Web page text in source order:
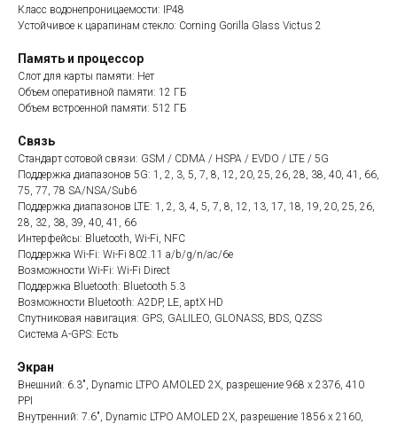
Класс водонепроницаемости: IP48
Устойчивое к царапинам стекло: Corning Gorilla Glass Victus 2
Память и процессор
Слот для карты памяти: Нет
Объем оперативной памяти: 12 ГБ
Объем встроенной памяти: 512 ГБ
Связь
Стандарт сотовой связи: GSM / CDMA / HSPA / EVDO / LTE / 5G
Поддержка диапазонов 5G: 1, 2, 3, 5, 7, 8, 12, 20, 25, 26, 28, 38, 40, 41, 66,
75, 77, 78 SA/NSA/Sub6
Поддержка диапазонов LTE: 1, 2, 3, 4, 5, 7, 8, 12, 13, 17, 18, 19, 20, 25, 26,
28, 32, 38, 39, 40, 41, 66
Интерфейсы: Bluetooth, Wi-Fi, NFC
Поддержка Wi-Fi: Wi-Fi 802.11 a/b/g/n/ac/6e
Возможности Wi-Fi: Wi-Fi Direct
Поддержка Bluetooth: Bluetooth 5.3
Возможности Bluetooth: A2DP, LE, aptX HD
Спутниковая навигация: GPS, GALILEO, GLONASS, BDS, QZSS
Система A-GPS: Есть
Экран
Внешний: 6.3", Dynamic LTPO AMOLED 2X, разрешение 968 x 2376, 410
PPI
Внутренний: 7.6", Dynamic LTPO AMOLED 2X, разрешение 1856 x 2160,